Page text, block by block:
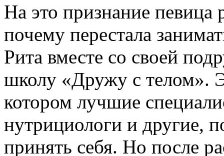
На это признание певица
почему перестала
Рита вместе со своей
школу «Дружу с телом».
котором лучшие
нутрициологи и другие,
принять себя. Но после